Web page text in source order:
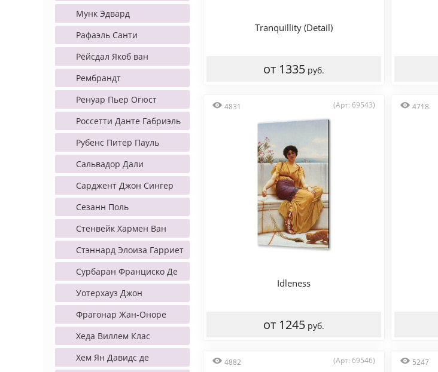
Мунк Эдвард
Рафаэль Санти
Рёйсдал Якоб ван
Рембрандт
Ренуар Пьер Огюст
Россетти Данте Габриэль
Рубенс Питер Пауль
Сальвадор Дали
Сарджент Джон Сингер
Сезанн Поль
Стенвейк Хармен Ван
Стэннард Элоиза Гарриет
Сурбаран Франциско Де
Уотерхауз Джон
Фрагонар Жан-Оноре
Хеда Виллем Клас
Хем Ян Давидс де
Tranquillity (Detail)
от 1335 руб.
4831 (Арт: 69543)
Idleness
от 1245 руб.
4718
4882 (Арт: 69546) 5247